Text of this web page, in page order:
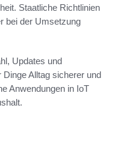
Staatliche Richtlinien
bei der Umsetzung
Updates und
Alltag sicherer und
Anwendungen in IoT